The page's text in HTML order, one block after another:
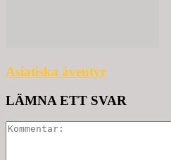
Asiatiska äventyr
LÄMNA ETT SVAR